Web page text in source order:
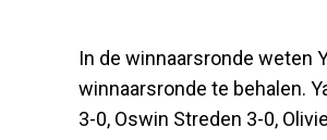
In de winnaarsronde weten
winnaarsronde te behalen.
3-0, Oswin Streden 3-0,